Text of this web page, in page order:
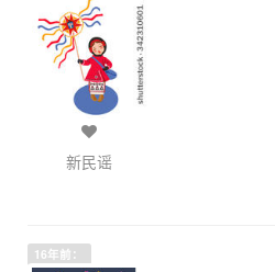
新民谣
16年前：